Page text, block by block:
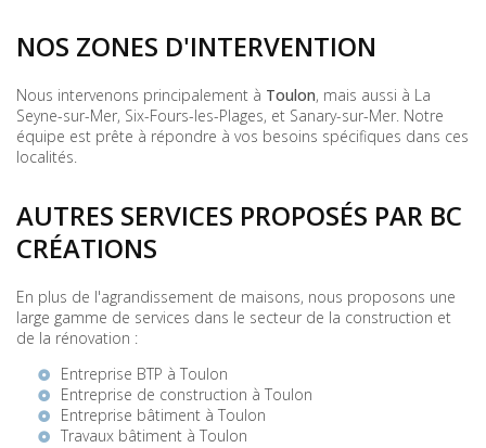
NOS ZONES D'INTERVENTION
Nous intervenons principalement à Toulon, mais aussi à La
Seyne-sur-Mer, Six-Fours-les-Plages, et Sanary-sur-Mer. Notre
équipe est prête à répondre à vos besoins spécifiques dans ces
localités.
AUTRES SERVICES PROPOSÉS PAR BC
CRÉATIONS
En plus de l'agrandissement de maisons, nous proposons une
large gamme de services dans le secteur de la construction et
de la rénovation :
Entreprise BTP à Toulon
Entreprise de construction à Toulon
Entreprise bâtiment à Toulon
Travaux bâtiment à Toulon